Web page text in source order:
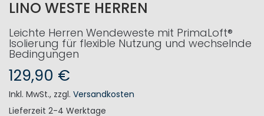
LINO WESTE HERREN
Leichte Herren Wendeweste mit PrimaLoft®
Isolierung für flexible Nutzung und wechselnde
Bedingungen
129,90 €
Inkl. MwSt., zzgl. Versandkosten
Lieferzeit 2-4 Werktage